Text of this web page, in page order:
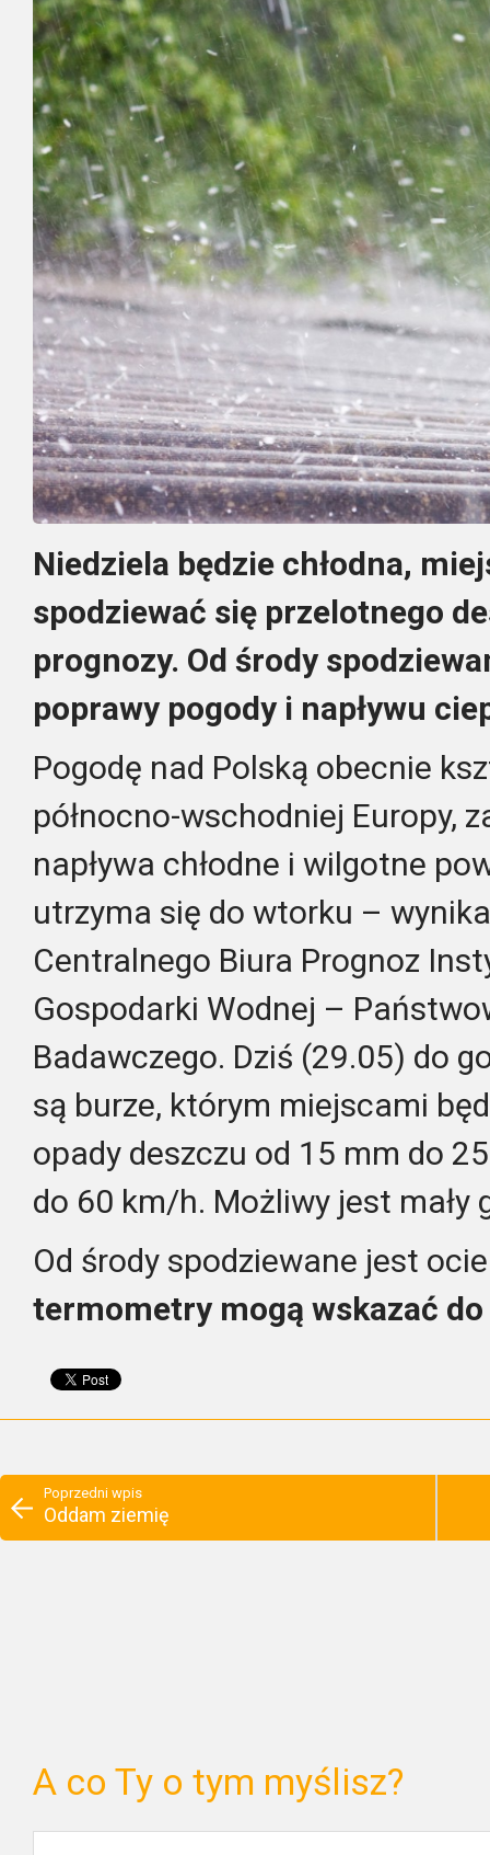
Niedziela będzie chłodna,
spodziewać się przelotnego
prognozy. Od środy
poprawy pogody i napływu
Pogodę nad Polską obecnie
północno-wschodniej Europy,
napływa chłodne i wilgotne
utrzyma się do wtorku –
Centralnego Biura Prognoz
Gospodarki Wodnej –
Badawczego. Dziś (29.05) do
są burze, którym miejscami
opady deszczu od 15 mm do
do 60 km/h. Możliwy jest mały
Od środy spodziewane jest
termometry mogą wskazać
Poprzedni wpis
Oddam ziemię
A co Ty o tym myślisz?